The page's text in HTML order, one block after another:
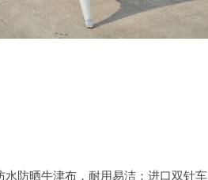
水防晒牛津布，耐用易洁；进口双针车